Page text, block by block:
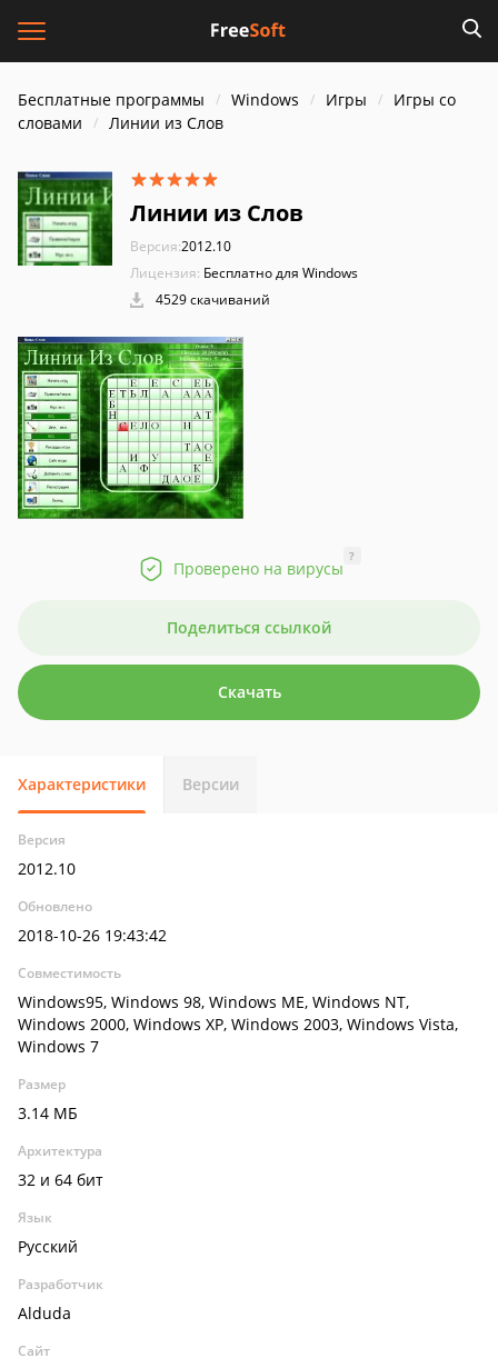
Бесплатные программы Windows Игры
Игры со
словами
Линии из Слов
Линии из Слов
Версия:2012.10
Лицензия: Бесплатно для Windows
4529 скачиваний
Проверено на вирусы
?
Поделиться ссылкой
Скачать
Характеристики Версии
Версия
2012.10
Обновлено
2018-10-26 19:43:42
Совместимость
Windows95, Windows 98, Windows ME, Windows NT,
Windows 2000, Windows XP, Windows 2003, Windows Vista,
Windows 7
Размер
3.14 МБ
Архитектура
32 и 64 бит
Язык
Русский
Разработчик
Alduda
Сайт